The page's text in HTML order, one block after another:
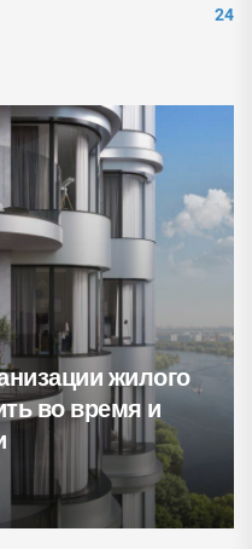
24
жилого
во время и